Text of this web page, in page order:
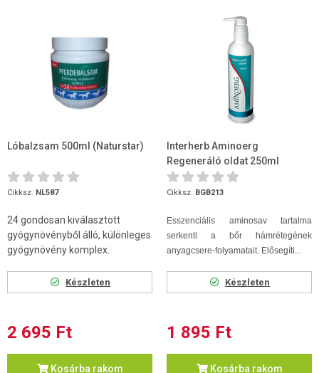
Lóbalzsam 500ml (Naturstar)
Cikksz. NL587
24 gondosan kiválasztott
gyógynövényből álló, különleges
gyógynövény komplex.
Készleten
2 695 Ft
Kosárba rakom
Interherb Aminoerg
Regeneráló oldat 250ml
Cikksz. BGB213
Esszenciális aminosav tartalma
serkenti a bőr hámrétegének
anyagcsere-folyamatait. Elősegíti...
Készleten
1 895 Ft
Kosárba rakom